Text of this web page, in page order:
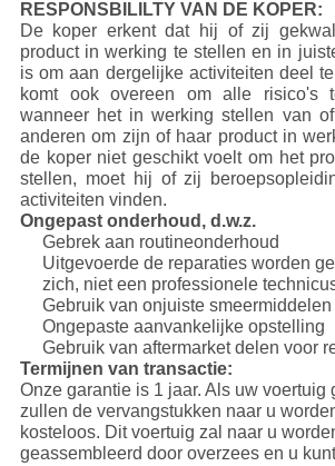
RESPONSBILILTY VAN DE KOPER:
De koper erkent dat hij of zij
product in werking te stellen en in
is om aan dergelijke activiteiten deel
komt ook overeen om alle risico's
wanneer het in werking stellen van
anderen om zijn of haar product in
de koper niet geschikt voelt om het
stellen, moet hij of zij
activiteiten vinden.
Ongepast onderhoud, d.w.z.
Gebrek aan routineonderhoud
Uitgevoerde de reparaties worden
zich, niet een professionele
Gebruik van onjuiste smeermiddelen
Ongepaste aanvankelijke opstelling
Gebruik van aftermarket delen voor
Termijnen van transactie:
Onze garantie is 1 jaar. Als uw voertuig
zullen de vervangstukken naar u
kosteloos. Dit voertuig zal naar u
geassembleerd door overzees en u